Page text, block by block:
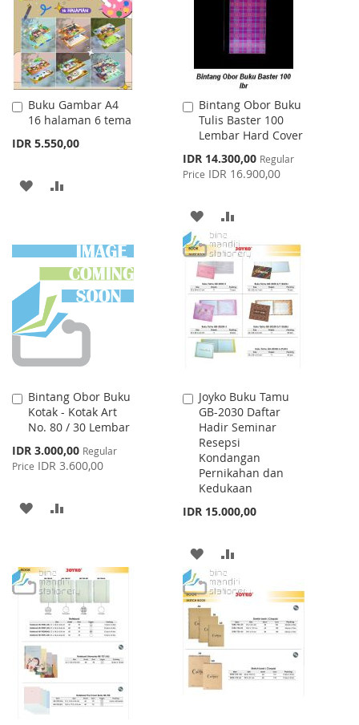
Buku Gambar A4
16 halaman 6 tema
IDR 5.550,00
Add
to
ADD
LIST
Bintang Obor Buku
Tulis Baster 100
Lembar Hard Cover
Special
Price
IDR 14.300,00 Regular
Price IDR 16.900,00
Add
to
Cart
ADD
TO
WISH
LIST
TO
COMPARE
Bintang Obor Buku
Kotak - Kotak Art
No. 80 / 30 Lembar
Special
Price
IDR 3.000,00 Regular
Price IDR 3.600,00
Add
to
Cart
ADD
LIST
Joyko Buku Tamu
GB-2030 Daftar
Hadir Seminar
Resepsi
Kondangan
Pernikahan dan
Kedukaan
IDR 15.000,00
Add
to
Cart
ADD
TO
WISH
LIST
TO
COMPARE